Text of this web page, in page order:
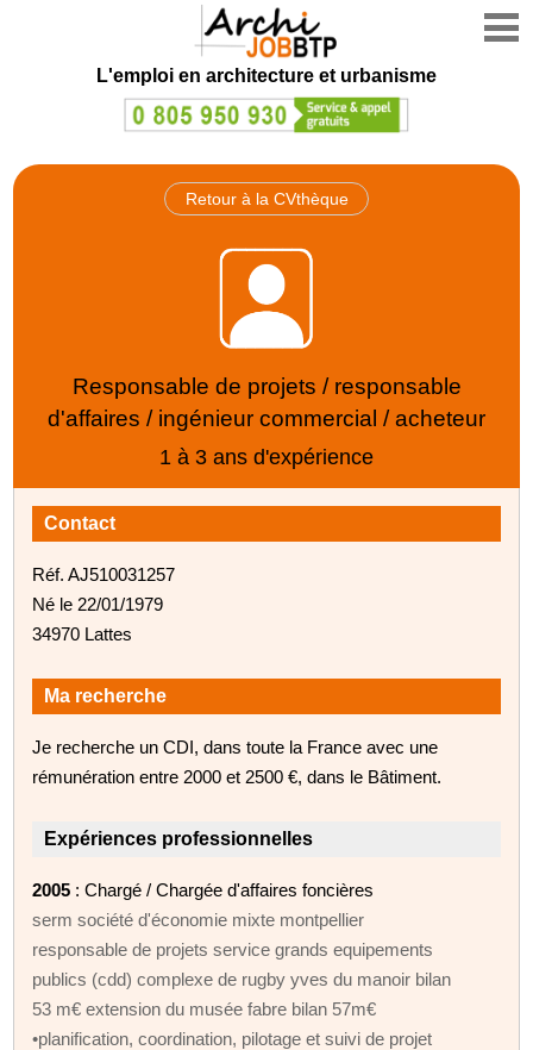
L'emploi en architecture et urbanisme
Retour à la CVthèque
Responsable de projets / responsable
d'affaires / ingénieur commercial / acheteur
1 à 3 ans d'expérience
Contact
Réf. AJ510031257
Né le 22/01/1979
34970 Lattes
Ma recherche
Je recherche un CDI, dans toute la France avec une
rémunération entre 2000 et 2500 €, dans le Bâtiment.
Expériences professionnelles
2005 : Chargé / Chargée d'affaires foncières
serm société d'économie mixte montpellier
responsable de projets service grands equipements
publics (cdd) complexe de rugby yves du manoir bilan
53 m€ extension du musée fabre bilan 57m€
•planification, coordination, pilotage et suivi de projet